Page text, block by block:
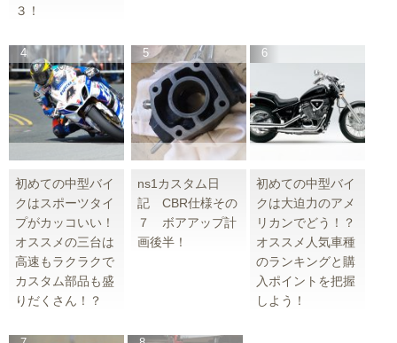
３！
初めての中型バイ
クはスポーツタイ
プがカッコいい！
オススメの三台は
高速もラクラクで
カスタム部品も盛
りだくさん！？
ns1カスタム日
記 CBR仕様その
７ ボアアップ計
画後半！
初めての中型バイ
クは大迫力のアメ
リカンでどう！？
オススメ人気車種
のランキングと購
入ポイントを把握
しよう！